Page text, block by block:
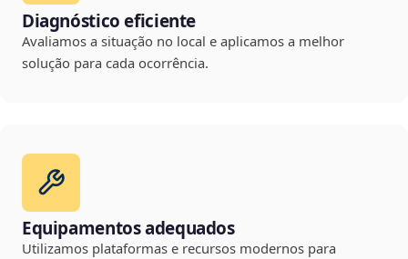
Diagnóstico eficiente
Avaliamos a situação no local e aplicamos a melhor
solução para cada ocorrência.
Equipamentos adequados
Utilizamos plataformas e recursos modernos para